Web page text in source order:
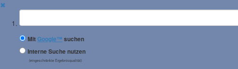
✖
Suchbegriff
MitGoogle™ suchen
Interne Suche nutzen
(eingeschränkte Ergebnisqualität)